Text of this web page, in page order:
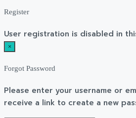
Register
User registration is disabled in
×
Forgot Password
Please enter your username or
receive a link to create a new